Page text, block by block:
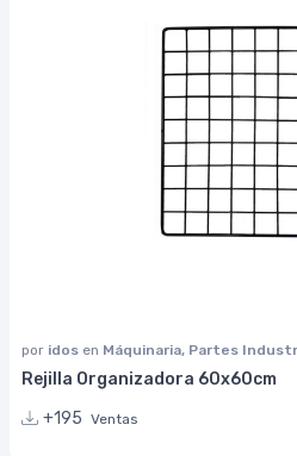
por idos en Máquinaria, Partes
Rejilla Organizadora 60x60cm
+195 Ventas